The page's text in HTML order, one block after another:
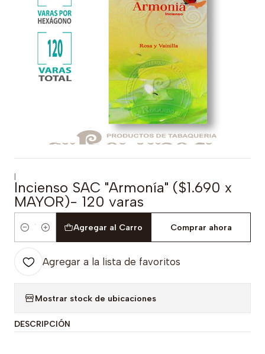
|
Incienso SAC "Armonía" ($1.690 x
MAYOR)- 120 varas
Cantidad
Agregar al Carro Comprar ahora
Agregar a la lista de favoritos
Mostrar stock de ubicaciones
DESCRIPCIÓN